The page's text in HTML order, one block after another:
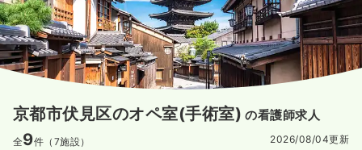
京都市伏見区のオペ室(手術室) の看護師求人
全9件（7施設） 2026/08/04更新